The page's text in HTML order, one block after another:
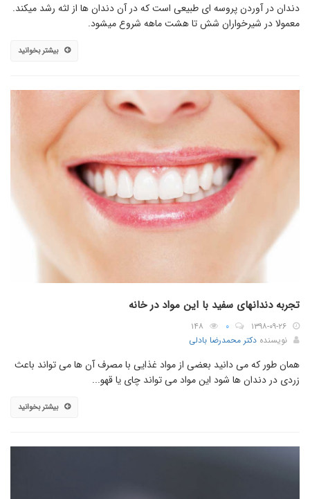
دندان در آوردن پروسه ای طبیعی است که در آن دندان ها از لثه رشد میکند.
معمولا در شیرخواران شش تا هشت ماهه شروع میشود.
بیشتر بخوانید
تجربه دندانهای سفید با این مواد در خانه
۱۳۹۸-۰۹-۲۶ ۰
۱۴۸
نویسنده دکتر محمدرضا بادلی
همان طور که می دانید بعضی از مواد غذایی با مصرف آن ها می تواند باعث
زردی در دندان ها شود این مواد می تواند چای یا قهو...
بیشتر بخوانید